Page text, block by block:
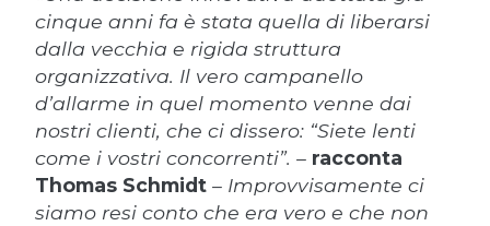
cinque anni fa è stata quella di liberarsi
dalla vecchia e rigida struttura
organizzativa. Il vero campanello
d’allarme in quel momento venne dai
nostri clienti, che ci dissero: “Siete lenti
come i vostri concorrenti”. – racconta
Thomas Schmidt – Improvvisamente ci
siamo resi conto che era vero e che non